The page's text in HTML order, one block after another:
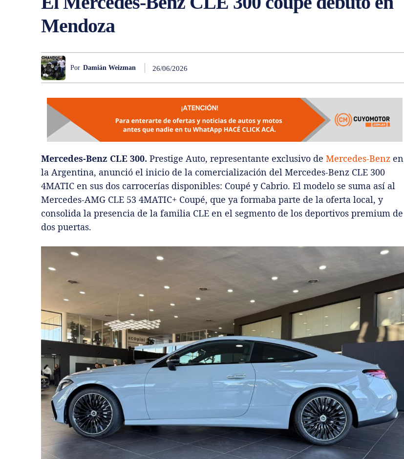
Mendoza
Por Damián Weizman 26/06/2026
Mercedes-Benz CLE 300. Prestige Auto, representante exclusivo de Mercedes-Benz en
la Argentina, anunció el inicio de la comercialización del Mercedes-Benz CLE 300
4MATIC en sus dos carrocerías disponibles: Coupé y Cabrio. El modelo se suma así al
Mercedes-AMG CLE 53 4MATIC+ Coupé, que ya formaba parte de la oferta local, y
consolida la presencia de la familia CLE en el segmento de los deportivos premium de
dos puertas.